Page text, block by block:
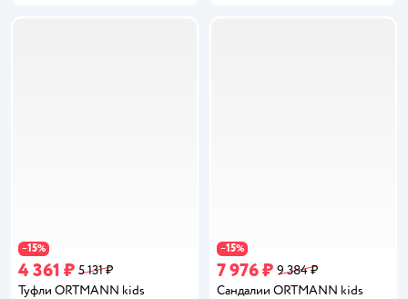
−15%
4 361 ₽ 5 131 ₽
Туфли ORTMANN kids
−15%
7 976 ₽ 9 384 ₽
Сандалии ORTMANN kids